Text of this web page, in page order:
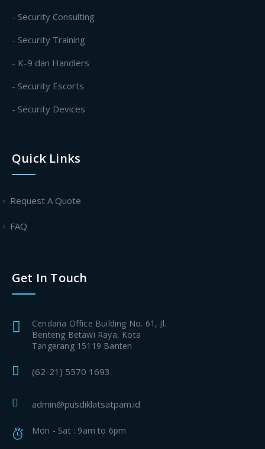
- Security Consulting
- Security Training
- K-9 dan Handlers
- Security Escorts
- Security Devices
Quick Links
Request A Quote
FAQ
Get In Touch
Cendana Office Building No. 61, Jl.
Benteng Betawi Raya, Kota
Tangerang 15119 Banten
(62-21) 5570 1693
admin@pusdiklatsatpam.id
Mon - Sat : 9am to 6pm